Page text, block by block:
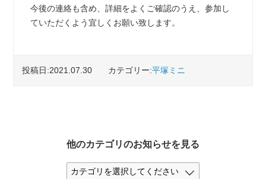
今後の連絡も含め、詳細をよくご確認のうえ、参加し
ていただくよう宜しくお願い致します。
投稿日:2021.07.30 カテゴリー:平塚ミニ
他のカテゴリのお知らせを見る